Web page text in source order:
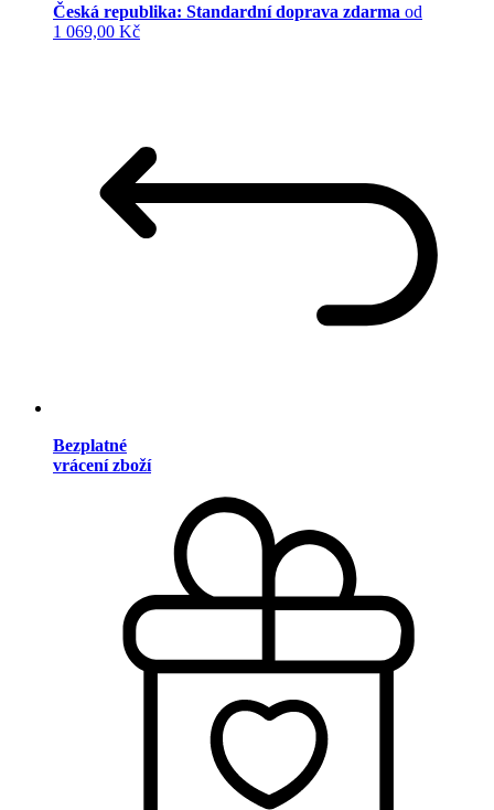
Česká republika: Standardní doprava zdarma od
1 069,00 Kč
Bezplatné
vrácení zboží